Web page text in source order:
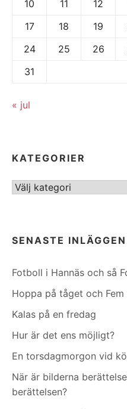
10
11 12
17
18 19
24
25 26
31
« jul
KATEGORIER
Kategorier
SENASTE INLÄGGEN
Fotboll i Hannäs och så
Hoppa på tåget och Fem
Kalas på en fredag
Hur är det ens möjligt?
En torsdagmorgon vid
När är bilderna
berättelsen?